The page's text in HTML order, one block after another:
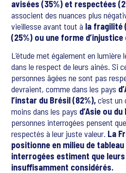
avisées (35%) et respectées
associent des nuances plus
vieillesse avant tout à la fragilité
(25%) ou une forme
L’étude met également en lumière
dans le respect de leurs ainés. Si
personnes âgées ne sont pas
devraient, comme dans les pays
l’instar du Brésil (82%),c’est
moins dans les pays d’Asie ou
personnes interrogées pensent
respectés à leur juste valeur. La
positionne en milieu de
interrogées estiment que
insuffisamment considérés.